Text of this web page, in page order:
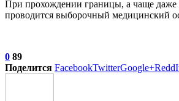
При прохождении границы, а чаще даже
проводится выборочный медицинский
0 89
Поделится FacebookTwitterGoogle+